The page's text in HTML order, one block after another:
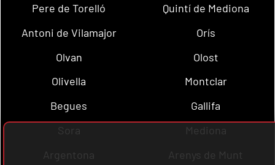
Pere de Torelló
Quintí de Mediona
Antoni de Vilamajor
Orís
Olvan
Olost
Olivella
Montclar
Begues
Gallifa
Sora
Mediona
Argentona
Arenys de Munt